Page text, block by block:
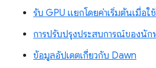
รับ GPU แยกโดยค่าเริ่มต้นเมื่อใ
การปรับปรุงประสบการณ์ของนั
ข้อมูลอัปเดตเกี่ยวกับ Dawn